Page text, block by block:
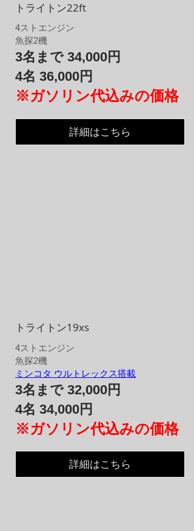
トライトン22ft
4​ストエンジン​
魚探2機
3名まで 34,000円
4名 36,000円
※ガソリン代込みの価格
詳細はこちら
トライトン19xs
4​ストエンジン​
魚探2機
ミンコタ ウルトレックス搭載
3名まで 32,000円
4名 34,000円
※ガソリン代込みの価格
詳細はこちら